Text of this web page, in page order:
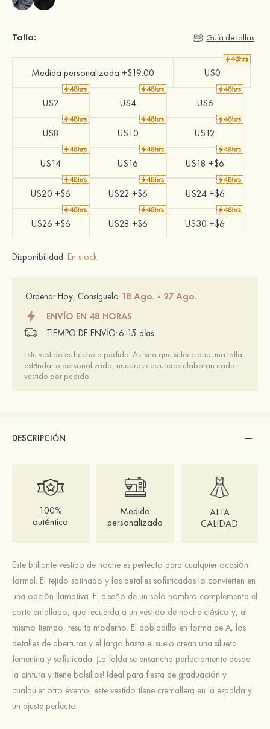
Talla: Guía de tallas
Medida personalizada +$19.00 US0
US2 US4 US6
US8 US10 US12
US14 US16 US18 +$6
US20 +$6 US22 +$6 US24 +$6
US26 +$6 US28 +$6 US30 +$6
Disponibilidad: En stock
Ordenar Hoy, Consíguelo 18 Ago. - 27 Ago.
ENVÍO EN 48 HORAS
TIEMPO DE ENVÍO: 6-15 días
Este vestido es hecho a pedido. Así sea que seleccione una talla
estándar o personalizada, nuestros costureros elaboran cada
vestido por pedido.
DESCRIPCIÓN
100%
auténtico
Medida
personalizada
ALTA
CALIDAD
Este brillante vestido de noche es perfecto para cualquier ocasión
formal. El tejido satinado y los detalles sofisticados lo convierten en
una opción llamativa. El diseño de un solo hombro complementa el
corte entallado, que recuerda a un vestido de noche clásico y, al
mismo tiempo, resulta moderno. El dobladillo en forma de A, los
detalles de aberturas y el largo hasta el suelo crean una silueta
femenina y sofisticada. ¡La falda se ensancha perfectamente desde
la cintura y tiene bolsillos! Ideal para fiesta de graduación y
cualquier otro evento, este vestido tiene cremallera en la espalda y
un ajuste perfecto.